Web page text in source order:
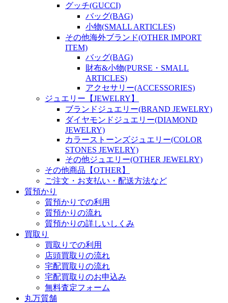
グッチ(GUCCI)
バッグ(BAG)
小物(SMALL ARTICLES)
その他海外ブランド(OTHER IMPORT
ITEM)
バッグ(BAG)
財布&小物(PURSE・SMALL
ARTICLES)
アクセサリー(ACCESSORIES)
ジュエリー【JEWELRY】
ブランドジュエリー(BRAND JEWELRY)
ダイヤモンドジュエリー(DIAMOND
JEWELRY)
カラーストーンズジュエリー(COLOR
STONES JEWELRY)
その他ジュエリー(OTHER JEWELRY)
その他商品【OTHER】
ご注文・お支払い・配送方法など
質預かり
質預かりでの利用
質預かりの流れ
質預かりの詳しいしくみ
買取り
買取りでの利用
店頭買取りの流れ
宅配買取りの流れ
宅配買取りのお申込み
無料査定フォーム
丸万質舗